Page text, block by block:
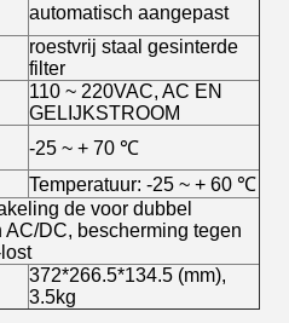
automatisch aangepast
roestvrij staal gesinterde
filter
110 ~ 220VAC, AC EN
GELIJKSTROOM
-25 ~ + 70 ℃
Temperatuur: -25 ~ + 60 ℃
de voor dubbel
DC, bescherming tegen
372*266.5*134.5 (mm),
3.5kg